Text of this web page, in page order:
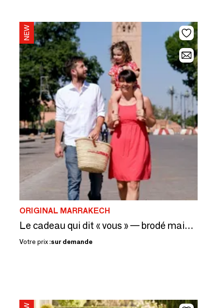
ORIGINAL MARRAKECH
Le cadeau qui dit « vous » — brodé main, dans vos 26 couleurs
Votre prix :sur demande